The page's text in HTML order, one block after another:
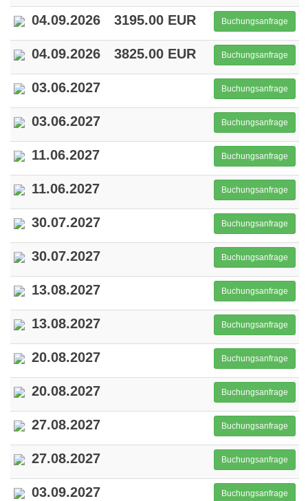
04.09.2026 3195.00 EUR Buchungsanfrage
04.09.2026 3825.00 EUR Buchungsanfrage
03.06.2027 Buchungsanfrage
03.06.2027 Buchungsanfrage
11.06.2027 Buchungsanfrage
11.06.2027 Buchungsanfrage
30.07.2027 Buchungsanfrage
30.07.2027 Buchungsanfrage
13.08.2027 Buchungsanfrage
13.08.2027 Buchungsanfrage
20.08.2027 Buchungsanfrage
20.08.2027 Buchungsanfrage
27.08.2027 Buchungsanfrage
27.08.2027 Buchungsanfrage
03.09.2027 Buchungsanfrage